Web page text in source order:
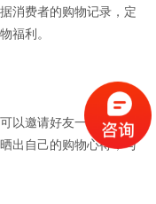
消费者的购物记录，定
福利。
以邀请好友一起购物，
出自己的购物心得，与